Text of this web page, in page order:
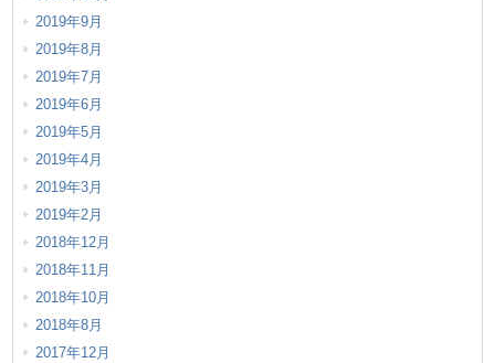
2019年9月
2019年8月
2019年7月
2019年6月
2019年5月
2019年4月
2019年3月
2019年2月
2018年12月
2018年11月
2018年10月
2018年8月
2017年12月